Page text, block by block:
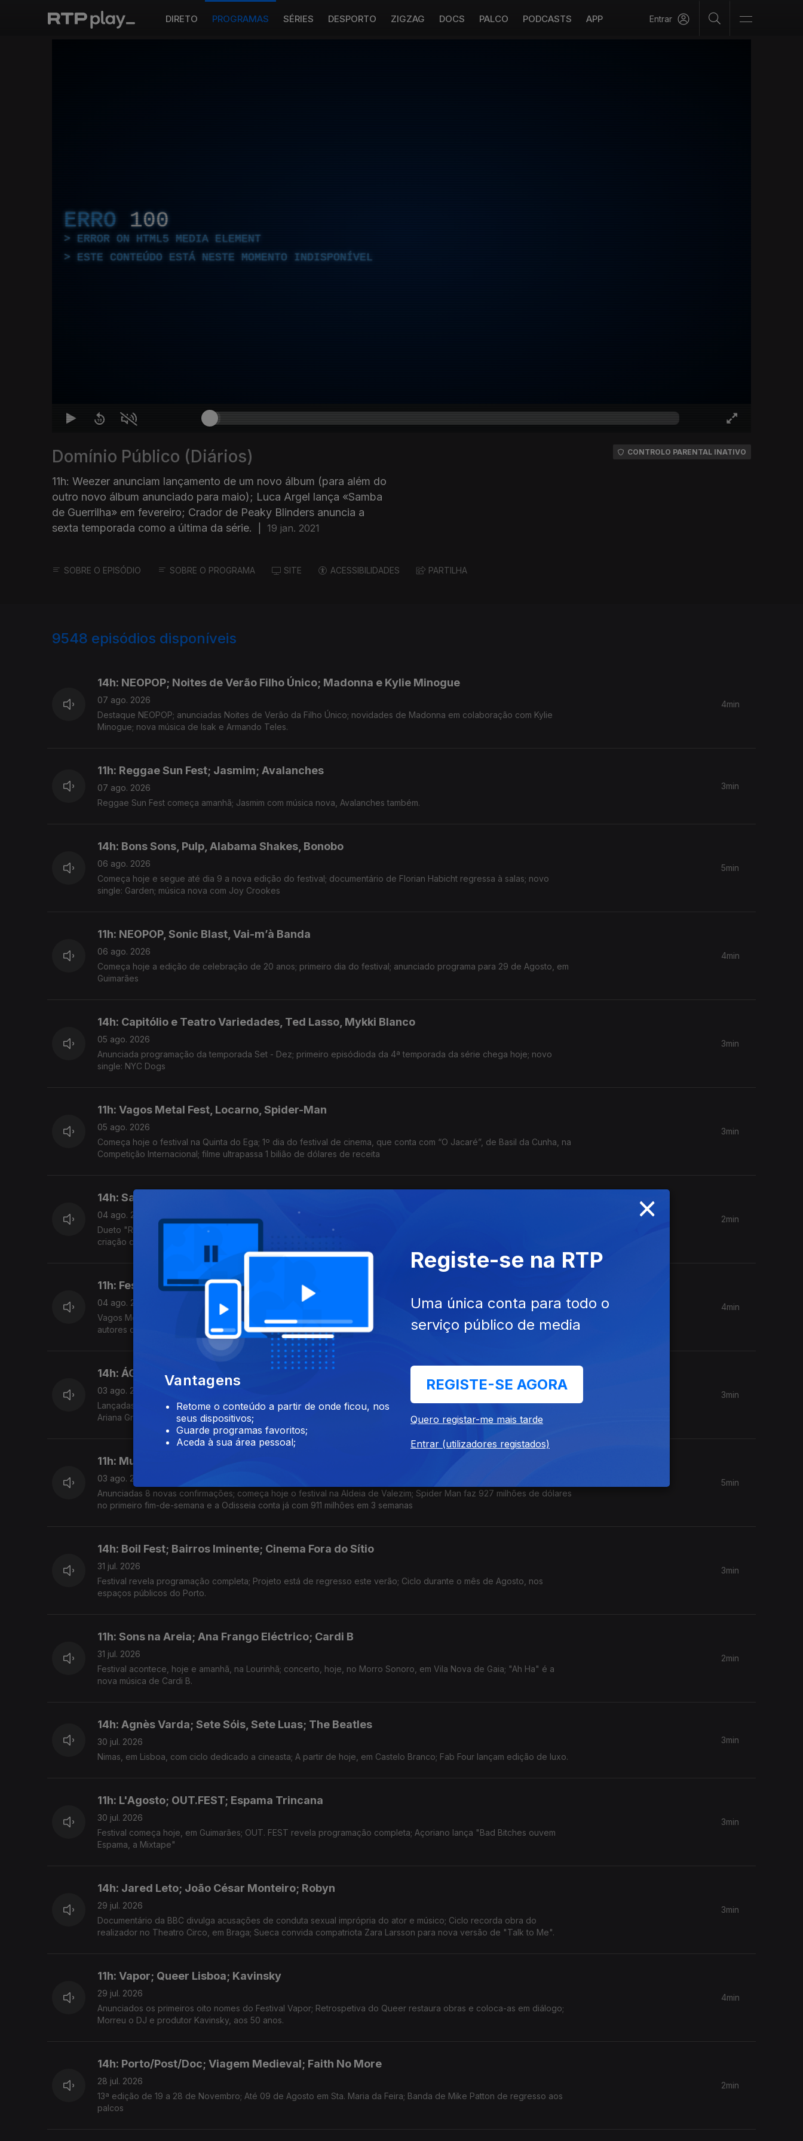
DIRETO PROGRAMAS SÉRIES DESPORTO ZIGZAG DOCS PALCO PODCASTS APP Entrar
ERRO 100
ERROR ON HTML5 MEDIA ELEMENT
ESTE CONTEÚDO ESTÁ NESTE MOMENTO INDISPONÍVEL
Domínio Público (Diários)
11h: Weezer anunciam lançamento de um novo álbum (para além do
outro novo álbum anunciado para maio); Luca Argel lança «Samba
de Guerrilha» em fevereiro; Crador de Peaky Blinders anuncia a
sexta temporada como a última da série.
19 jan. 2021
CONTROLO PARENTAL INATIVO
SOBRE O EPISÓDIO SOBRE O PROGRAMA SITE ACESSIBILIDADES PARTILHA
9548 episódios disponíveis
14h: NEOPOP; Noites de Verão Filho Único; Madonna e Kylie Minogue
07 ago. 2026
Destaque NEOPOP; anunciadas Noites de Verão da Filho Único; novidades de Madonna em colaboração com Kylie
Minogue; nova música de Isak e Armando Teles.
4min
11h: Reggae Sun Fest; Jasmim; Avalanches
07 ago. 2026
Reggae Sun Fest começa amanhã; Jasmim com música nova, Avalanches também.
3min
14h: Bons Sons, Pulp, Alabama Shakes, Bonobo
06 ago. 2026
Começa hoje e segue até dia 9 a nova edição do festival; documentário de Florian Habicht regressa à salas; novo
single: Garden; música nova com Joy Crookes
5min
11h: NEOPOP, Sonic Blast, Vai-m’à Banda
06 ago. 2026
Começa hoje a edição de celebração de 20 anos; primeiro dia do festival; anunciado programa para 29 de Agosto, em
Guimarães
4min
14h: Capitólio e Teatro Variedades, Ted Lasso, Mykki Blanco
05 ago. 2026
Anunciada programação da temporada Set - Dez; primeiro episódioda da 4ª temporada da série chega hoje; novo
single: NYC Dogs
3min
11h: Vagos Metal Fest, Locarno, Spider-Man
05 ago. 2026
Começa hoje o festival na Quinta do Ega; 1º dia do festival de cinema, que conta com “O Jacaré”, de Basil da Cunha, na
Competição Internacional; filme ultrapassa 1 bilião de dólares de receita
3min
14h: Sam Fender & Olivia Dean; Cartografias; Traça
04 ago. 2026
Dueto "Rein Me In" bateu o recorde de semanas no topo da tabela britânica de singles; festival de Vila Verde, de
criação com a comunidade local, estreia hoje; mostra de arquivos e filmes familiares em Outubro, em Lisboa.
2min
11h: Festivais; New Radicals
04 ago. 2026
Vagos Metal Fest, Bons Sons, Sonic Blast e NEOPOP: quatro festivais esta semana, com apoio e reportagem da 3;
autores de "You Get What You Give" regressam, 28 anos depois, com "One Night Only".
4min
14h: ÁGORA, Ariana Grande, Tom Waits
03 ago. 2026
Lançadas primeiras confirmações para a edição deste ano, que acontece no Castelo de Leiria de 18 a 20 de Setembro;
Ariana Grande retira-se da esfera pública depois de 1 de Setembro; novo single: The Fly
3min
11h: Mucho Flow, Ocupar a Velga, Spider Man e A Odisseia
03 ago. 2026
Anunciadas 8 novas confirmações; começa hoje o festival na Aldeia de Valezim; Spider Man faz 927 milhões de dólares
no primeiro fim-de-semana e a Odisseia conta já com 911 milhões em 3 semanas
5min
14h: Boil Fest; Bairros Iminente; Cinema Fora do Sítio
31 jul. 2026
Festival revela programação completa; Projeto está de regresso este verão; Ciclo durante o mês de Agosto, nos
espaços públicos do Porto.
3min
11h: Sons na Areia; Ana Frango Eléctrico; Cardi B
31 jul. 2026
Festival acontece, hoje e amanhã, na Lourinhã; concerto, hoje, no Morro Sonoro, em Vila Nova de Gaia; "Ah Ha" é a
nova música de Cardi B.
2min
14h: Agnès Varda; Sete Sóis, Sete Luas; The Beatles
30 jul. 2026
Nimas, em Lisboa, com ciclo dedicado a cineasta; A partir de hoje, em Castelo Branco; Fab Four lançam edição de luxo.
3min
11h: L'Agosto; OUT.FEST; Espama Trincana
30 jul. 2026
Festival começa hoje, em Guimarães; OUT. FEST revela programação completa; Açoriano lança "Bad Bitches ouvem
Espama, a Mixtape"
3min
14h: Jared Leto; João César Monteiro; Robyn
29 jul. 2026
Documentário da BBC divulga acusações de conduta sexual imprópria do ator e músico; Ciclo recorda obra do
realizador no Theatro Circo, em Braga; Sueca convida compatriota Zara Larsson para nova versão de "Talk to Me".
3min
11h: Vapor; Queer Lisboa; Kavinsky
29 jul. 2026
Anunciados os primeiros oito nomes do Festival Vapor; Retrospetiva do Queer restaura obras e coloca-as em diálogo;
Morreu o DJ e produtor Kavinsky, aos 50 anos.
4min
14h: Porto/Post/Doc; Viagem Medieval; Faith No More
28 jul. 2026
13ª edição de 19 a 28 de Novembro; Até 09 de Agosto em Sta. Maria da Feira; Banda de Mike Patton de regresso aos
palcos
2min
×
Vantagens
Retome o conteúdo a partir de onde ficou, nos
seus dispositivos;
Guarde programas favoritos;
Aceda à sua área pessoal;
Registe-se na RTP
Uma única conta para todo o
serviço público de media
REGISTE-SE AGORA
Quero registar-me mais tarde
Entrar (utilizadores registados)